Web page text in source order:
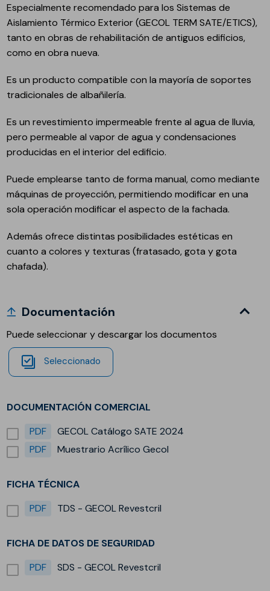
Especialmente recomendado para los Sistemas de
Aislamiento Térmico Exterior (GECOL TERM SATE/ETICS),
tanto en obras de rehabilitación de antiguos edificios,
como en obra nueva.
Es un producto compatible con la mayoría de soportes
tradicionales de albañilería.
Es un revestimiento impermeable frente al agua de lluvia,
pero permeable al vapor de agua y condensaciones
producidas en el interior del edificio.
Puede emplearse tanto de forma manual, como mediante
máquinas de proyección, permitiendo modificar en una
sola operación modificar el aspecto de la fachada.
Además ofrece distintas posibilidades estéticas en
cuanto a colores y texturas (fratasado, gota y gota
chafada).
Documentación
Puede seleccionar y descargar los documentos
Seleccionado
DOCUMENTACIÓN COMERCIAL
PDF
GECOL Catálogo SATE 2024
PDF
Muestrario Acrílico Gecol
FICHA TÉCNICA
PDF
TDS - GECOL Revestcril
FICHA DE DATOS DE SEGURIDAD
PDF
SDS - GECOL Revestcril